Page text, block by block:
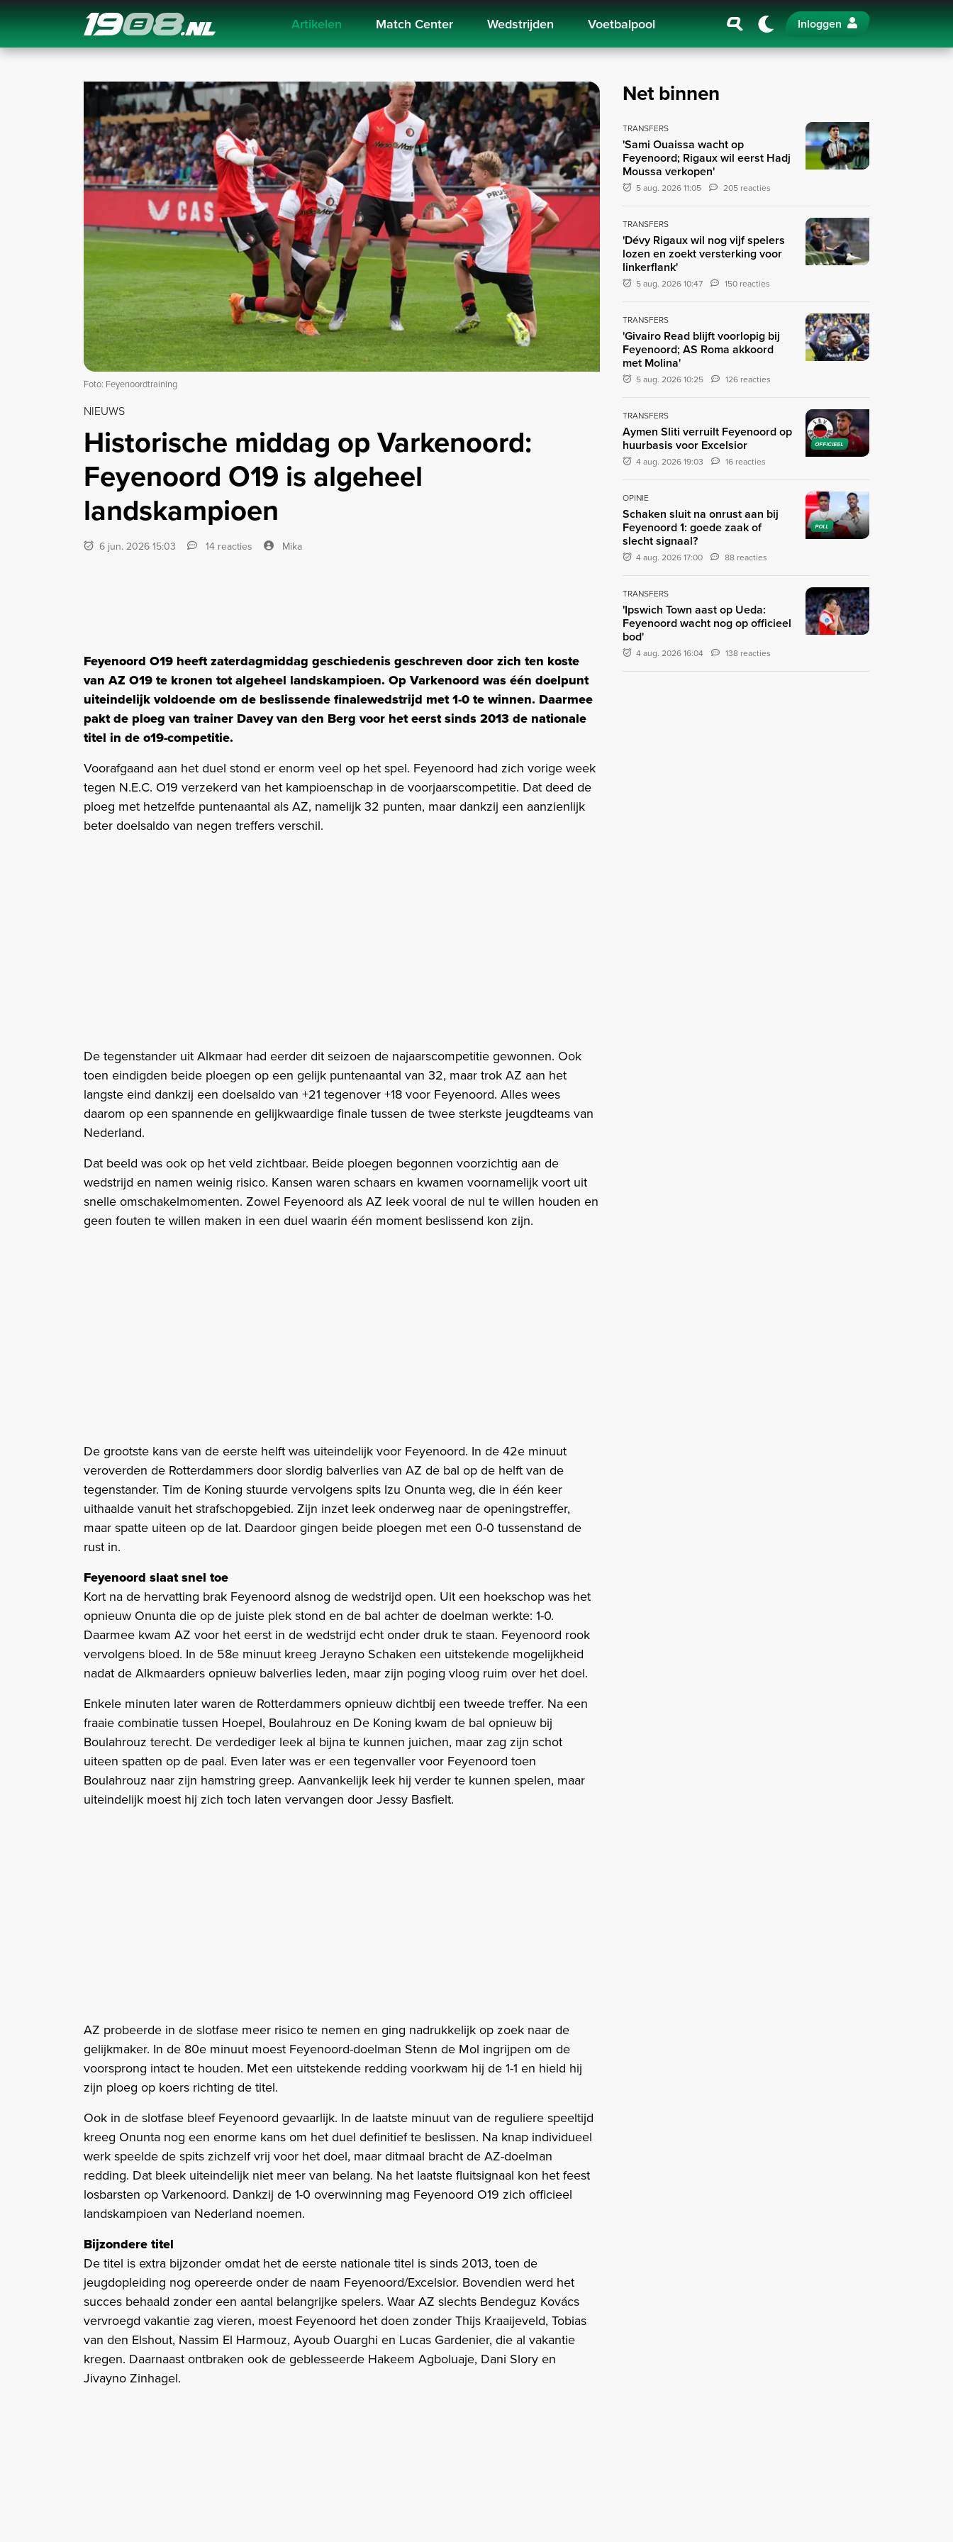
Navigation Artikelen Match Center Wedstrijden Voetbalpool Inloggen
Foto: Feyenoordtraining
NIEUWS
Historische middag op Varkenoord:
Feyenoord O19 is algeheel
landskampioen
6 jun. 2026 15:03 14 reacties Mika
Feyenoord O19 heeft zaterdagmiddag geschiedenis geschreven door zich ten koste
van AZ O19 te kronen tot algeheel landskampioen. Op Varkenoord was één doelpunt
uiteindelijk voldoende om de beslissende finalewedstrijd met 1-0 te winnen. Daarmee
pakt de ploeg van trainer Davey van den Berg voor het eerst sinds 2013 de nationale
titel in de o19-competitie.
Voorafgaand aan het duel stond er enorm veel op het spel. Feyenoord had zich vorige week
tegen N.E.C. O19 verzekerd van het kampioenschap in de voorjaarscompetitie. Dat deed de
ploeg met hetzelfde puntenaantal als AZ, namelijk 32 punten, maar dankzij een aanzienlijk
beter doelsaldo van negen treffers verschil.
De tegenstander uit Alkmaar had eerder dit seizoen de najaarscompetitie gewonnen. Ook
toen eindigden beide ploegen op een gelijk puntenaantal van 32, maar trok AZ aan het
langste eind dankzij een doelsaldo van +21 tegenover +18 voor Feyenoord. Alles wees
daarom op een spannende en gelijkwaardige finale tussen de twee sterkste jeugdteams van
Nederland.
Dat beeld was ook op het veld zichtbaar. Beide ploegen begonnen voorzichtig aan de
wedstrijd en namen weinig risico. Kansen waren schaars en kwamen voornamelijk voort uit
snelle omschakelmomenten. Zowel Feyenoord als AZ leek vooral de nul te willen houden en
geen fouten te willen maken in een duel waarin één moment beslissend kon zijn.
De grootste kans van de eerste helft was uiteindelijk voor Feyenoord. In de 42e minuut
veroverden de Rotterdammers door slordig balverlies van AZ de bal op de helft van de
tegenstander. Tim de Koning stuurde vervolgens spits Izu Onunta weg, die in één keer
uithaalde vanuit het strafschopgebied. Zijn inzet leek onderweg naar de openingstreffer,
maar spatte uiteen op de lat. Daardoor gingen beide ploegen met een 0-0 tussenstand de
rust in.
Feyenoord slaat snel toe
Kort na de hervatting brak Feyenoord alsnog de wedstrijd open. Uit een hoekschop was het
opnieuw Onunta die op de juiste plek stond en de bal achter de doelman werkte: 1-0.
Daarmee kwam AZ voor het eerst in de wedstrijd echt onder druk te staan. Feyenoord rook
vervolgens bloed. In de 58e minuut kreeg Jerayno Schaken een uitstekende mogelijkheid
nadat de Alkmaarders opnieuw balverlies leden, maar zijn poging vloog ruim over het doel.
Enkele minuten later waren de Rotterdammers opnieuw dichtbij een tweede treffer. Na een
fraaie combinatie tussen Hoepel, Boulahrouz en De Koning kwam de bal opnieuw bij
Boulahrouz terecht. De verdediger leek al bijna te kunnen juichen, maar zag zijn schot
uiteen spatten op de paal. Even later was er een tegenvaller voor Feyenoord toen
Boulahrouz naar zijn hamstring greep. Aanvankelijk leek hij verder te kunnen spelen, maar
uiteindelijk moest hij zich toch laten vervangen door Jessy Basfielt.
AZ probeerde in de slotfase meer risico te nemen en ging nadrukkelijk op zoek naar de
gelijkmaker. In de 80e minuut moest Feyenoord-doelman Stenn de Mol ingrijpen om de
voorsprong intact te houden. Met een uitstekende redding voorkwam hij de 1-1 en hield hij
zijn ploeg op koers richting de titel.
Ook in de slotfase bleef Feyenoord gevaarlijk. In de laatste minuut van de reguliere speeltijd
kreeg Onunta nog een enorme kans om het duel definitief te beslissen. Na knap individueel
werk speelde de spits zichzelf vrij voor het doel, maar ditmaal bracht de AZ-doelman
redding. Dat bleek uiteindelijk niet meer van belang. Na het laatste fluitsignaal kon het feest
losbarsten op Varkenoord. Dankzij de 1-0 overwinning mag Feyenoord O19 zich officieel
landskampioen van Nederland noemen.
Bijzondere titel
De titel is extra bijzonder omdat het de eerste nationale titel is sinds 2013, toen de
jeugdopleiding nog opereerde onder de naam Feyenoord/Excelsior. Bovendien werd het
succes behaald zonder een aantal belangrijke spelers. Waar AZ slechts Bendeguz Kovács
vervroegd vakantie zag vieren, moest Feyenoord het doen zonder Thijs Kraaijeveld, Tobias
van den Elshout, Nassim El Harmouz, Ayoub Ouarghi en Lucas Gardenier, die al vakantie
kregen. Daarnaast ontbraken ook de geblesseerde Hakeem Agboluaje, Dani Slory en
Jivayno Zinhagel.
Net binnen
TRANSFERS
'Sami Ouaissa wacht op
Feyenoord; Rigaux wil eerst Hadj
Moussa verkopen'
5 aug. 2026 11:05 205 reacties
TRANSFERS
'Dévy Rigaux wil nog vijf spelers
lozen en zoekt versterking voor
linkerflank'
5 aug. 2026 10:47 150 reacties
TRANSFERS
'Givairo Read blijft voorlopig bij
Feyenoord; AS Roma akkoord
met Molina'
5 aug. 2026 10:25 126 reacties
OFFICIEEL
TRANSFERS
Aymen Sliti verruilt Feyenoord op
huurbasis voor Excelsior
4 aug. 2026 19:03 16 reacties
POLL
OPINIE
Schaken sluit na onrust aan bij
Feyenoord 1: goede zaak of
slecht signaal?
4 aug. 2026 17:00 88 reacties
TRANSFERS
'Ipswich Town aast op Ueda:
Feyenoord wacht nog op officieel
bod'
4 aug. 2026 16:04 138 reacties